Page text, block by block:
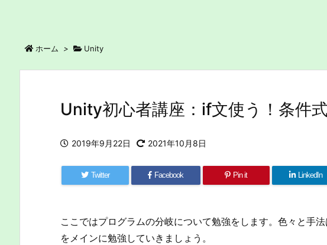
ホーム > Unity
Unity初心者講座：if文使う！条件
2019年9月22日 2021年10月8日
Twitter Facebook Pin it LinkedIn
ここではプログラムの分岐について勉強をします。色々と手
をメインに勉強していきましょう。